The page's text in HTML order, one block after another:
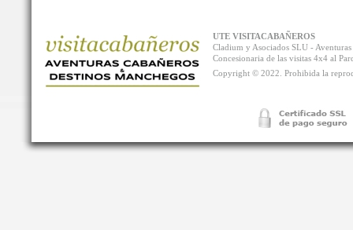
UTE VISITACABAÑEROS
Cladium y Asociados SLU -
Concesionaria de las visitas 4x4 al
Copyright © 2022. Prohibida la